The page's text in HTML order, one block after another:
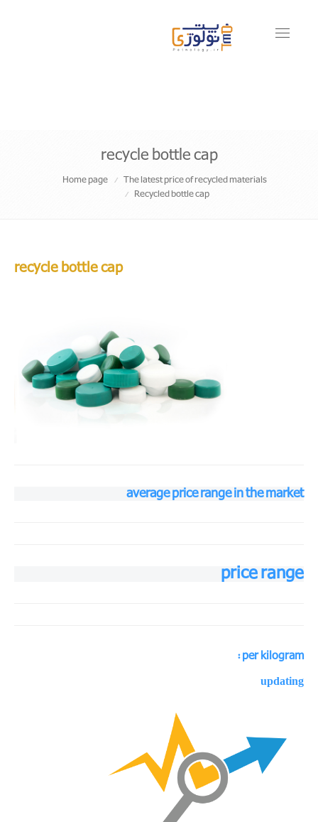
Toggle
recycle bottle cap
Home page
The latest price of recycled materials
Recycled bottle cap
recycle bottle cap
average price range in the market
price range
per kilogram :
updating